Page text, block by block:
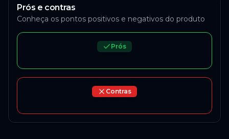
Prós e contras
Conheça os pontos positivos e negativos do produto
Prós
Contras